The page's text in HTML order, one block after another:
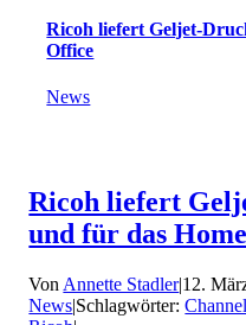
Ricoh liefert Geljet-
Office
News
Ricoh liefert
und für das
Von Annette Stadler|12.
News|Schlagwörter:Channel